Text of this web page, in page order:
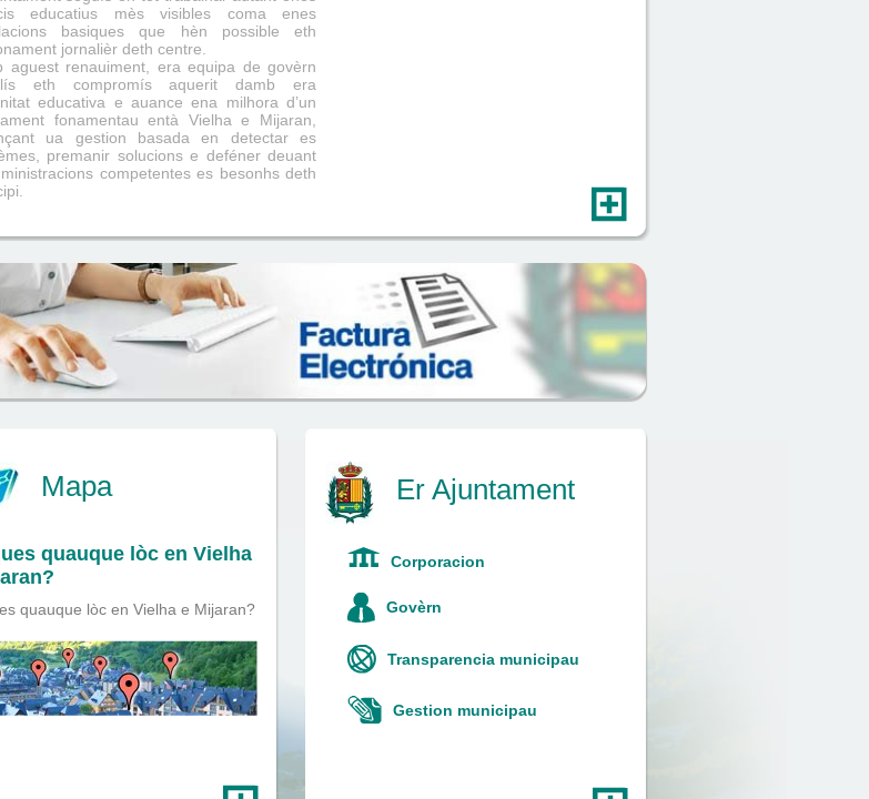
educatius mès visibles coma enes
basiques que hèn possible eth
jornalièr deth centre.
aguest renauiment, era equipa de govèrn
eth compromís aquerit damb era
educativa e auance ena milhora d’un
fonamentau entà Vielha e Mijaran,
ua gestion basada en detectar es
premanir solucions e deféner deuant
competentes es besonhs deth
Mapa
quauque lòc en Vielha
quauque lòc en Vielha e Mijaran?
Er Ajuntament
Corporacion
Govèrn
Transparencia municipau
Gestion municipau